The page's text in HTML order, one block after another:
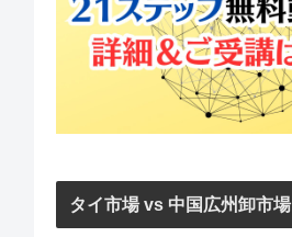
タイ市場 vs 中国広州卸市場